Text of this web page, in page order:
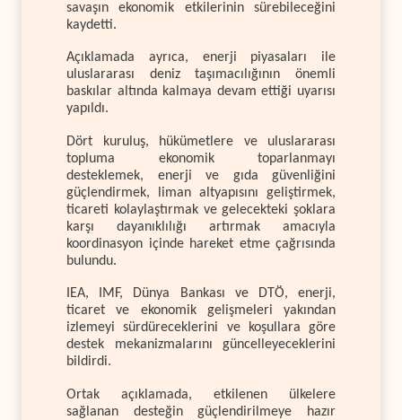
savaşın ekonomik etkilerinin sürebileceğini
kaydetti.
Açıklamada ayrıca, enerji piyasaları ile
uluslararası deniz taşımacılığının önemli
baskılar altında kalmaya devam ettiği uyarısı
yapıldı.
Dört kuruluş, hükümetlere ve uluslararası
topluma ekonomik toparlanmayı
desteklemek, enerji ve gıda güvenliğini
güçlendirmek, liman altyapısını geliştirmek,
ticareti kolaylaştırmak ve gelecekteki şoklara
karşı dayanıklılığı artırmak amacıyla
koordinasyon içinde hareket etme çağrısında
bulundu.
IEA, IMF, Dünya Bankası ve DTÖ, enerji,
ticaret ve ekonomik gelişmeleri yakından
izlemeyi sürdüreceklerini ve koşullara göre
destek mekanizmalarını güncelleyeceklerini
bildirdi.
Ortak açıklamada, etkilenen ülkelere
sağlanan desteğin güçlendirilmeye hazır